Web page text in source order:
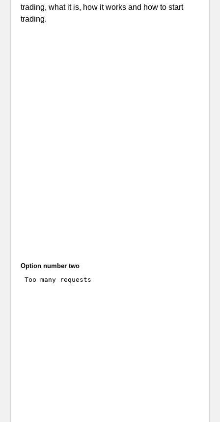
trading, what it is, how it works and how to start
trading.
Option number two